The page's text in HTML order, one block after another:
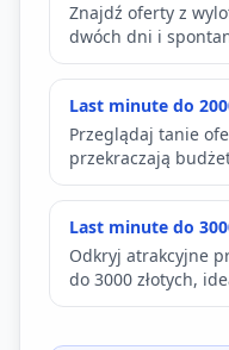
Znajdź oferty z
dwóch dni i
Last minute do
Przeglądaj tanie
przekraczają
Last minute do
Odkryj atrakcyjne
do 3000 złotych,